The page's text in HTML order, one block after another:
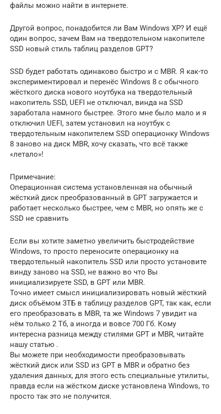
файлы можно найти в интернете.
Другой вопрос, понадобится ли Вам Windows XP? И ещё
один вопрос, зачем Вам на твердотельном накопителе
SSD новый стиль таблиц разделов GPT?
SSD будет работать одинаково быстро и с MBR. Я как-то
экспериментировал и перенёс Windows 8 с обычного
жёсткого диска нового ноутбука на твердотельный
накопитель SSD, UEFI не отключал, винда на SSD
заработала намного быстрее. Этого мне было мало и я
отключил UEFI, затем установил на ноутбук с
твердотельным накопителем SSD операционку Windows
8 заново на диск MBR, хочу сказать, что всё также
«летало»!
Примечание:
Операционная система установленная на обычный
жёсткий диск преобразованный в GPT загружается и
работает несколько быстрее, чем с MBR, но опять же с
SSD не сравнить
Если вы хотите заметно увеличить быстродействие
Windows, то просто переносите операционку на
твердотельный накопитель SSD или просто установите
винду заново на SSD, не важно во что Вы
инициализируете SSD, в GPT или MBR.
Точно имеет смысл инициализировать новый жёсткий
диск объёмом 3ТБ в таблицу разделов GPT, так как, если
его преобразовать в MBR, та же Windows 7 увидит на
нём только 2 Тб, а иногда и вовсе 700 Гб. Кому
интересна разница между стилями GPT и MBR, читайте
нашу статью .
Вы можете при необходимости преобразовывать
жёсткий диск или SSD из GPT в MBR и обратно без
удаления данных, для этого есть специальные утилиты,
правда если на жёстком диске установлена Windows, то
просто так это не получится.